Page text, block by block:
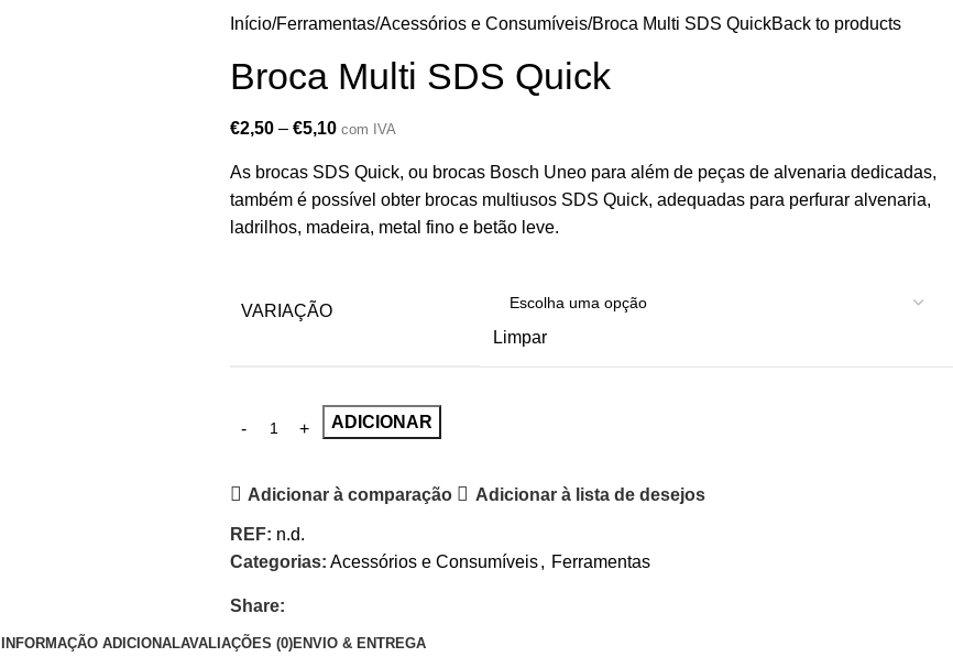
Início Ferramentas Acessórios e Consumíveis Broca Multi SDS QuickBack to products
Broca Multi SDS Quick
€2,50 – €5,10 com IVA
As brocas SDS Quick, ou brocas Bosch Uneo para além de peças de alvenaria dedicadas,
também é possível obter brocas multiusos SDS Quick, adequadas para perfurar alvenaria,
ladrilhos, madeira, metal fino e betão leve.
VARIAÇÃO
Limpar
ADICIONAR
Adicionar à comparação Adicionar à lista de desejos
REF: n.d.
Categorias: Acessórios e Consumíveis, Ferramentas
Share:
INFORMAÇÃO ADICIONALAVALIAÇÕES (0)ENVIO & ENTREGA